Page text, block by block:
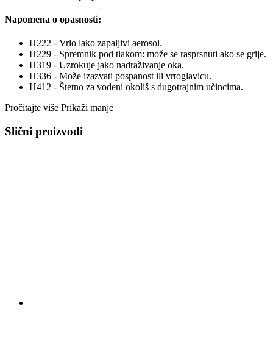
Napomena o opasnosti:
H222 - Vrlo lako zapaljivi aerosol.
H229 - Spremnik pod tlakom: može se rasprsnuti ako se grije.
H319 - Uzrokuje jako nadraživanje oka.
H336 - Može izazvati pospanost ili vrtoglavicu.
H412 - Štetno za vodeni okoliš s dugotrajnim učincima.
Pročitajte više Prikaži manje
Slični proizvodi